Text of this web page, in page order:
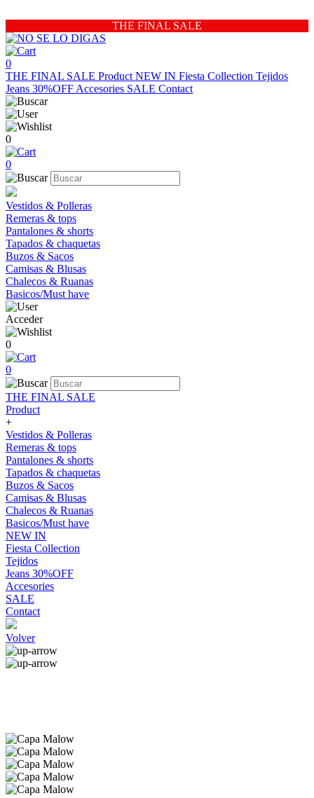
THE FINAL SALE
0
THE FINAL SALE Product NEW IN Fiesta Collection Tejidos
Jeans 30%OFF Accesories SALE Contact
0
0
Vestidos & Polleras
Remeras & tops
Pantalones & shorts
Tapados & chaquetas
Buzos & Sacos
Camisas & Blusas
Chalecos & Ruanas
Basicos/Must have
Acceder
0
0
THE FINAL SALE
Product
+
Vestidos & Polleras
Remeras & tops
Pantalones & shorts
Tapados & chaquetas
Buzos & Sacos
Camisas & Blusas
Chalecos & Ruanas
Basicos/Must have
NEW IN
Fiesta Collection
Tejidos
Jeans 30%OFF
Accesories
SALE
Contact
Volver